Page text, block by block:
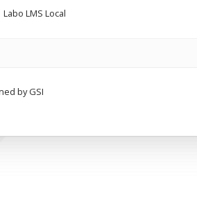
Labo LMS Local
byGSI